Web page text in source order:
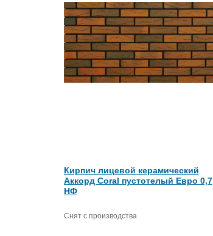
Кирпич лицевой керамический
Аккорд Coral пустотелый Евро 0,7
НФ
Снят с производства